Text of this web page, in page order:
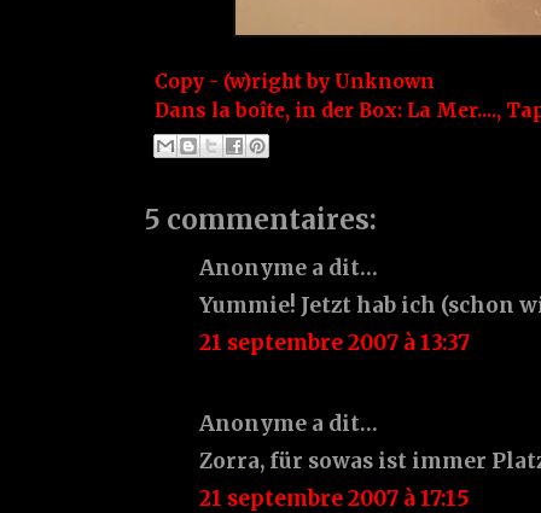
Copy - (w)right by Unknown
Dans la boîte, in der Box: La Mer....,
5 commentaires:
Anonyme a dit…
Yummie! Jetzt hab ich (schon
21 septembre 2007 à 13:37
Anonyme a dit…
Zorra, für sowas ist immer
21 septembre 2007 à 17:15